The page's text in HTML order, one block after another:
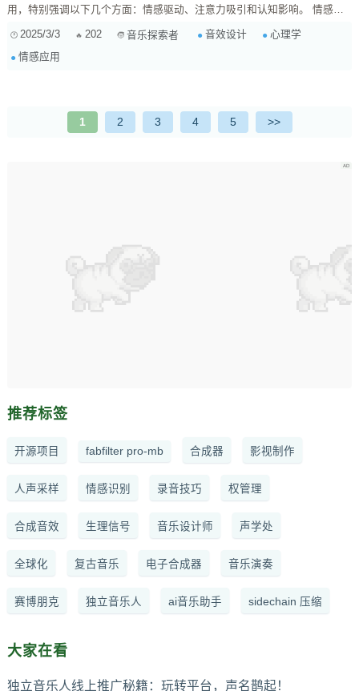
用，特别强调以下几个方面：情感驱动、注意力吸引和认知影响。 情感驱
声会引发特定的情感反应。例如，使用大调可以引发快乐，而小调可能带来
悲伤。音效设计师可以通过巧妙组合这些元素，以产生想要的情感效果，特
2025/3/3 202 音乐探索者 音效设计
心理学
情感应用
1 2 3 4 5 >>
推荐标签
开源项目 fabfilter pro-mb 合成器 影视制作
人声采样 情感识别 录音技巧 权管理
合成音效 生理信号 音乐设计师 声学处
全球化 复古音乐 电子合成器 音乐演奏
赛博朋克 独立音乐人 ai音乐助手 sidechain 压缩
大家在看
独立音乐人线上推广秘籍：玩转平台，声名鹊起！